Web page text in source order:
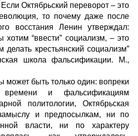
Если Октябрьский переворот – это
то почему даже после
восстания Ленин утверждал:
хотим “ввести” социализм, – это
крестьянский социализм”
школа фальсификации. М.,
может быть только один: вопреки
времени и фальсификациям
политологии, Октябрьская
и предпосылкам, ни по
власти, ни по характеру